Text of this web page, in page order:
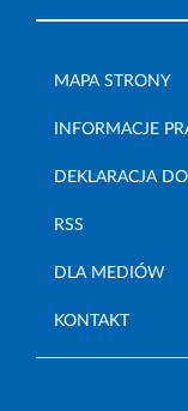
MAPA STRONY
INFORMACJE
DEKLARACJA
RSS
DLA MEDIÓW
KONTAKT